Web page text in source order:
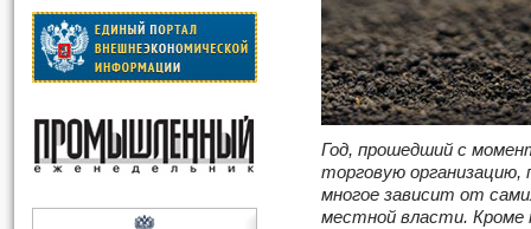
Год, прошедший с
торговую организацию,
многое зависит от
местной власти. Кроме